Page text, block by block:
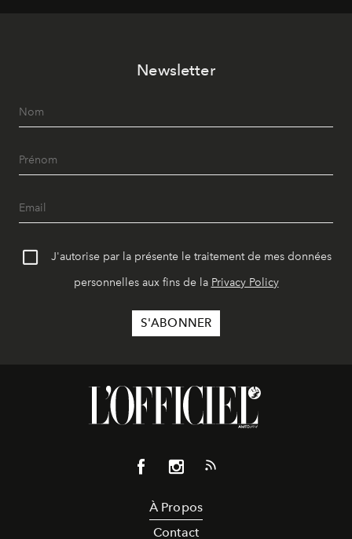
Newsletter
J'autorise par la présente le traitement de mes données
personnelles aux fins de la Privacy Policy
À Propos
Contact